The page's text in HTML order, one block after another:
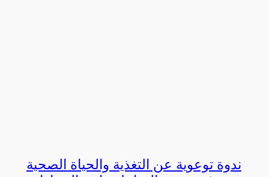
ندوة توعوية عن التغذية والحياة الصحية